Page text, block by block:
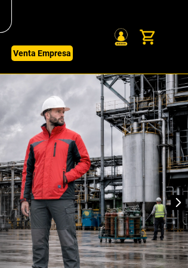
Venta Empresa